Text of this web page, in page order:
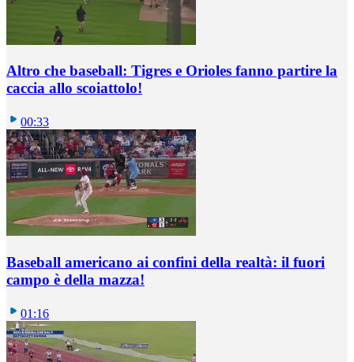
Altro che baseball: Tigres e Orioles fanno partire la
caccia allo scoiattolo!
00:33
Baseball americano ai confini della realtà: il fuori
campo è della mazza!
01:16